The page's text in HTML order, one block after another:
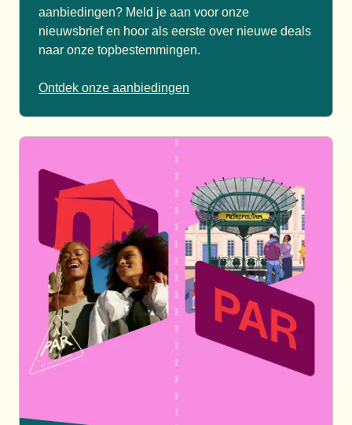
aanbiedingen? Meld je aan voor onze
nieuwsbrief en hoor als eerste over nieuwe deals
naar onze topbestemmingen.
Ontdek onze aanbiedingen